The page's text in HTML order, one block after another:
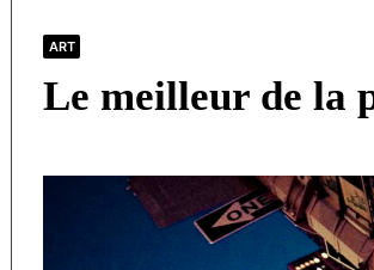
ART
Le meilleur de la